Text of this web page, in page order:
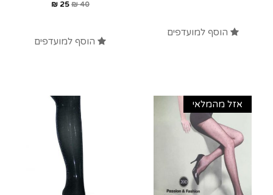
הוסף למועדפים
40
₪
25
₪
הוסף למועדפים
אזל מהמלאי